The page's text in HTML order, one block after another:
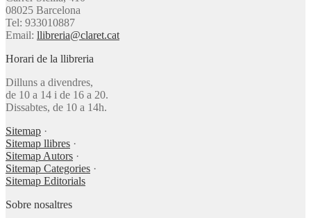
08025 Barcelona
Tel: 933010887
Email: llibreria@claret.cat
Horari de la llibreria
Dilluns a divendres,
de 10 a 14 i de 16 a 20.
Dissabtes, de 10 a 14h.
Sitemap ·
Sitemap llibres ·
Sitemap Autors ·
Sitemap Categories ·
Sitemap Editorials
Sobre nosaltres